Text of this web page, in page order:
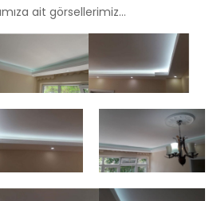
ait görsellerimiz…